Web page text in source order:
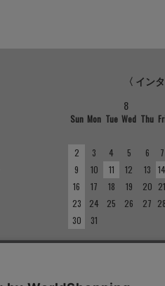
〈 イン
8
Sun Mon Tue Wed Thu
2 3 4 5 6
7
9
10 11 12 13
14
16
17 18 19 20 21
23
24 25 26 27
30
31